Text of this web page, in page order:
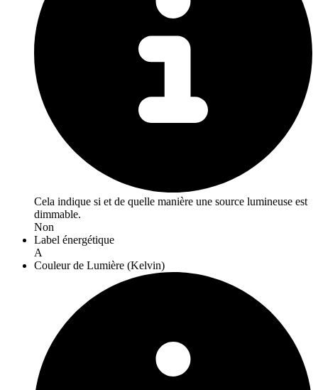
Cela indique si et de quelle manière une source lumineuse est
dimmable.
Non
Label énergétique
A
Couleur de Lumière (Kelvin)